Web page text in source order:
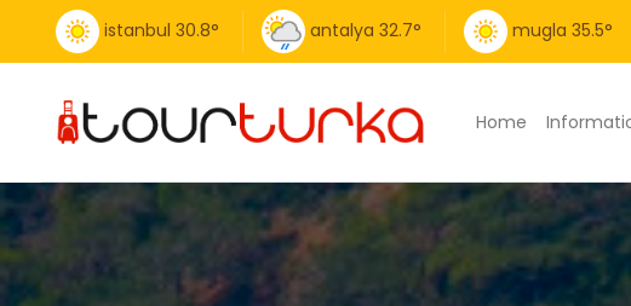
istanbul 30.8° antalya 32.7° mugla 35.5°
Home